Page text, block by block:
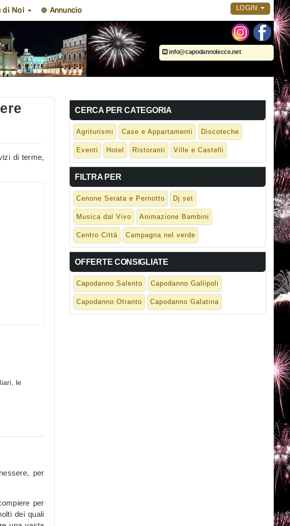
di Noi ⊕ Annuncio LOGIN
info@capodannolecce.net
di terme,
le
per
per
dei quali
CERCA PER CATEGORIA
Agriturismi Case e Appartamenti Discoteche
Eventi Hotel Ristoranti Ville e Castelli
FILTRA PER
Cenone Serata e Pernotto Dj set
Musica dal Vivo Animazione Bambini
Centro Città Campagna nel verde
OFFERTE CONSIGLIATE
Capodanno Salento Capodanno Gallipoli
Capodanno Otranto Capodanno Galatina